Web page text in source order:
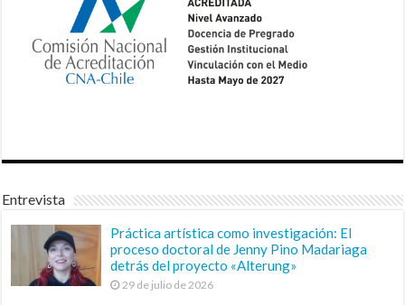
Entrevista
Práctica artística como investigación: El
proceso doctoral de Jenny Pino Madariaga
detrás del proyecto «Alterung»
29 de julio de 2026